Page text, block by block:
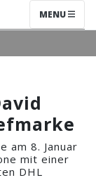
MENU
am 8. Januar
mit einer
DHL